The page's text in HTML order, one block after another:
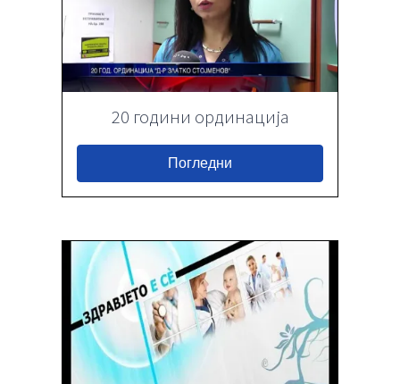
20 години ординација
Погледни